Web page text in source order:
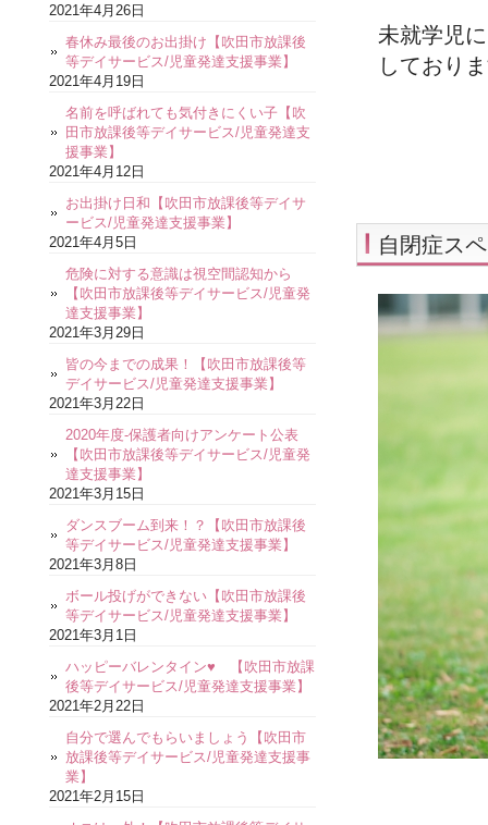
未就学児
しており
自閉症ス
2021年4月26日
春休み最後のお出掛け【吹田市放課後
等デイサービス/児童発達支援事業】
2021年4月19日
名前を呼ばれても気付きにくい子【吹
田市放課後等デイサービス/児童発達支
援事業】
2021年4月12日
お出掛け日和【吹田市放課後等デイサ
ービス/児童発達支援事業】
2021年4月5日
危険に対する意識は視空間認知から
【吹田市放課後等デイサービス/児童発
達支援事業】
2021年3月29日
皆の今までの成果！【吹田市放課後等
デイサービス/児童発達支援事業】
2021年3月22日
2020年度-保護者向けアンケート公表
【吹田市放課後等デイサービス/児童発
達支援事業】
2021年3月15日
ダンスブーム到来！？【吹田市放課後
等デイサービス/児童発達支援事業】
2021年3月8日
ボール投げができない【吹田市放課後
等デイサービス/児童発達支援事業】
2021年3月1日
ハッピーバレンタイン♥ 【吹田市放課
後等デイサービス/児童発達支援事業】
2021年2月22日
自分で選んでもらいましょう【吹田市
放課後等デイサービス/児童発達支援事
業】
2021年2月15日